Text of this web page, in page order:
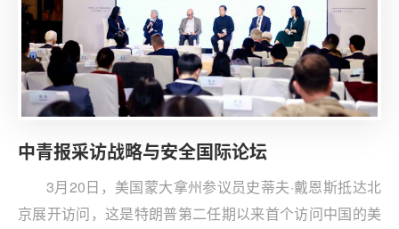
中青报采访战略与安全国际论坛
3月20日，美国蒙大拿州参议员史蒂夫·戴恩斯抵达北
京展开访问，这是特朗普第二任期以来首个访问中国的美